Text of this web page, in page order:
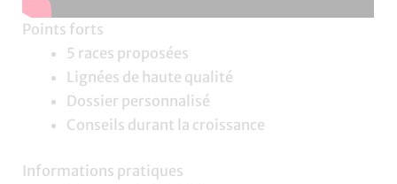
Points forts
5 races proposées
Lignées de haute qualité
Dossier personnalisé
Conseils durant la croissance
Informations pratiques